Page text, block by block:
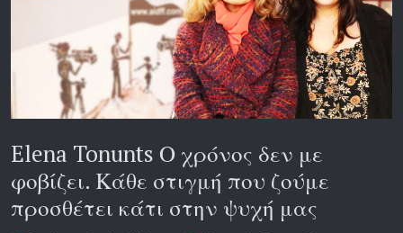
Elena Tonunts Ο χρόνος δεν με
φοβίζει. Κάθε στιγμή που ζούμε
προσθέτει κάτι στην ψυχή μας